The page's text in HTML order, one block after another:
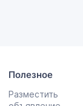
Полезное
Разместить